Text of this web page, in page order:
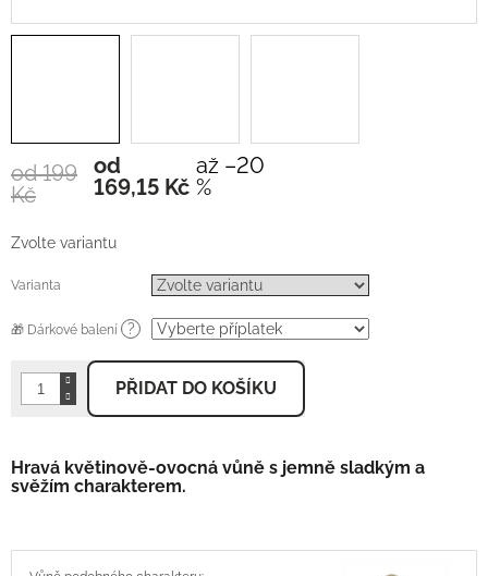
od 199
Kč
až –20
%
od
169,15 Kč Měrná
cena:
Zvolte variantu
Varianta
🎁 Dárkové balení ?
PŘIDAT DO KOŠÍKU
Hravá květinově-ovocná vůně s jemně sladkým a
svěžím charakterem.